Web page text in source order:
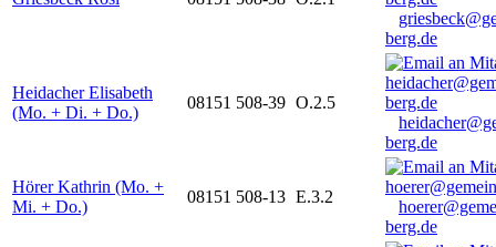
berg.de
Heidacher Elisabeth
(Mo. + Di. + Do.)
08151 508-39 O.2.5
berg.de
Hörer Kathrin (Mo. +
Mi. + Do.)
08151 508-13 E.3.2
berg.de